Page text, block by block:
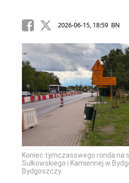
2026-06-15, 18:59 BN
Koniec tymczasowego ronda na
Sułkowskiego i Kamiennej w
Bydgoszczy